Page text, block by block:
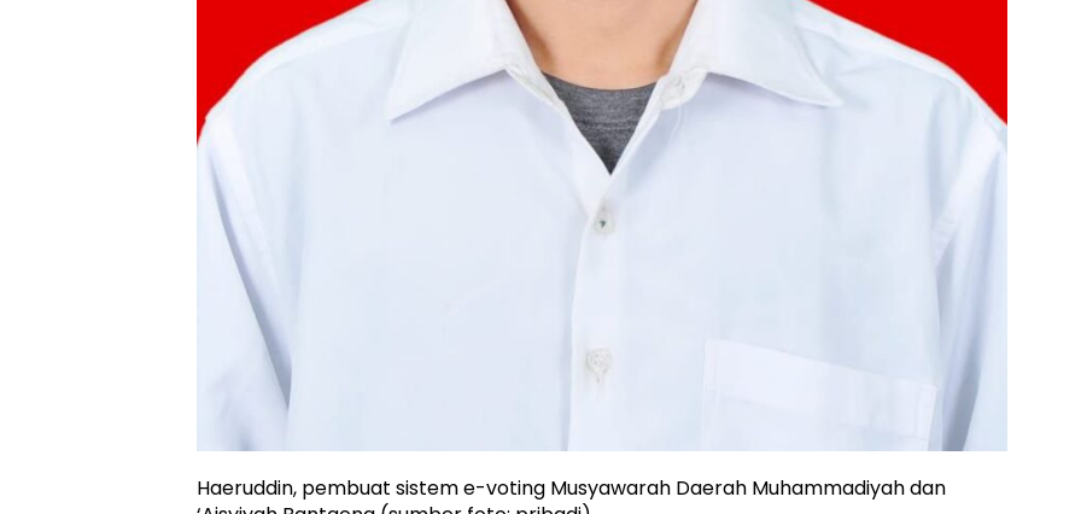
Haeruddin, pembuat sistem e-voting Musyawarah Daerah Muhammadiyah dan